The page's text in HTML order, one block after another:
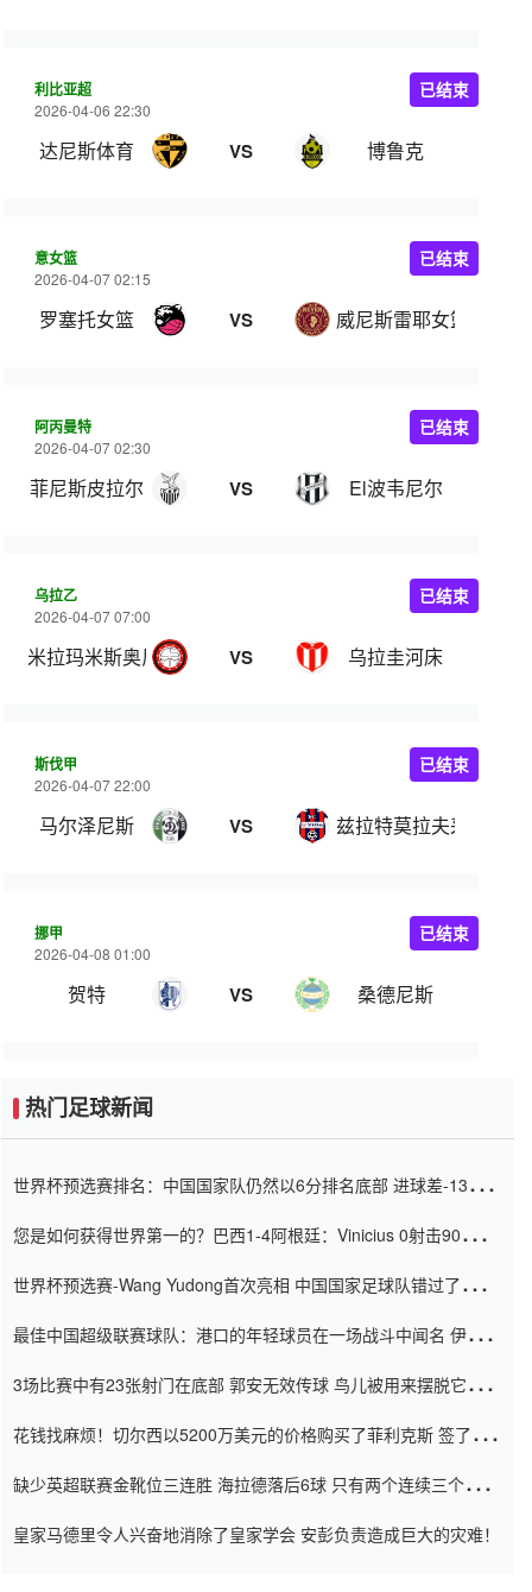
利比亚超
2026-04-06 22:30
达尼斯体育 VS 博鲁克
已结束
意女篮
2026-04-07 02:15
罗塞托女篮 VS 威尼斯雷耶女篮
已结束
阿丙曼特
2026-04-07 02:30
菲尼斯皮拉尔 VS El波韦尼尔
已结束
乌拉乙
2026-04-07 07:00
米拉玛米斯奥尼斯队 VS 乌拉圭河床
已结束
斯伐甲
2026-04-07 22:00
马尔泽尼斯 VS 兹拉特莫拉夫采
已结束
挪甲
2026-04-08 01:00
贺特 VS 桑德尼斯
已结束
热门足球新闻
世界杯预选赛排名：中国国家队仍然以6分排名底部 进球差-13令人
您是如何获得世界第一的？巴西1-4阿根廷：Vinicius 0射击90分钟
世界杯预选赛-Wang Yudong首次亮相 中国国家足球队错过了世界
最佳中国超级联赛球队：港口的年轻球员在一场战斗中闻名 伊万放
3场比赛中有23张射门在底部 郭安无效传球 鸟儿被用来摆脱它
花钱找麻烦！切尔西以5200万美元的价格购买了菲利克斯 签了7年
缺少英超联赛金靴位三连胜 海拉德落后6球 只有两个连续三个连续
皇家马德里令人兴奋地消除了皇家学会 安彭负责造成巨大的灾难！